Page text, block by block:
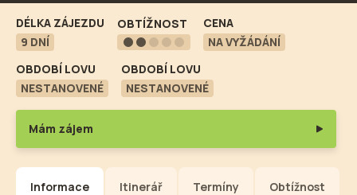
DÉLKA ZÁJEZDU
9 DNÍ
OBTÍŽNOST
CENA
NA VYŽÁDÁNÍ
OBDOBÍ LOVU
NESTANOVENÉ
OBDOBÍ LOVU
NESTANOVENÉ
Mám zájem
Informace Itinerář Termíny Obtížnost